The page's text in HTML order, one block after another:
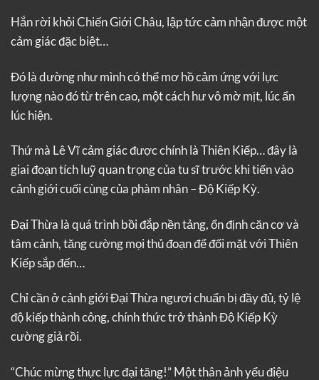
Hắn rời khỏi Chiến Giới Châu, lập tức cảm nhận được một
cảm giác đặc biệt…
Đó là dường như mình có thể mơ hồ cảm ứng với lực
lượng nào đó từ trên cao, một cách hư vô mờ mịt, lúc ẩn
lúc hiện.
Thứ mà Lê Vĩ cảm giác được chính là Thiên Kiếp… đây là
giai đoạn tích luỹ quan trọng của tu sĩ trước khi tiến vào
cảnh giới cuối cùng của phàm nhân – Độ Kiếp Kỳ.
Đại Thừa là quá trình bồi đắp nền tảng, ổn định căn cơ và
tâm cảnh, tăng cường mọi thủ đoạn để đối mặt với Thiên
Kiếp sắp đến…
Chỉ cần ở cảnh giới Đại Thừa ngươi chuẩn bị đầy đủ, tỷ lệ
độ kiếp thành công, chính thức trở thành Độ Kiếp Kỳ
cường giả rồi.
“Chúc mừng thực lực đại tăng!” Một thân ảnh yểu điệu